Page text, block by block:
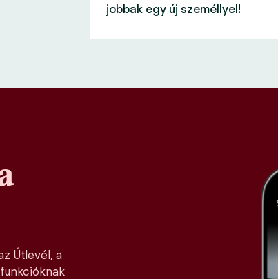
jobbak egy új személlyel!
Útlevél, a